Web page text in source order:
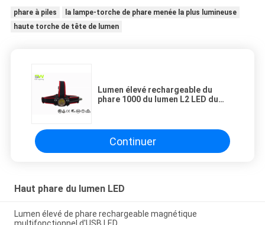
phare à piles
la lampe-torche de phare menée la plus lumineuse
haute torche de tête de lumen
Lumen élevé rechargeable du
phare 1000 du lumen L2 LED du
Continuer
Haut phare du lumen LED
Lumen élevé de phare rechargeable magnétique
multifonctionnel d'USB LED